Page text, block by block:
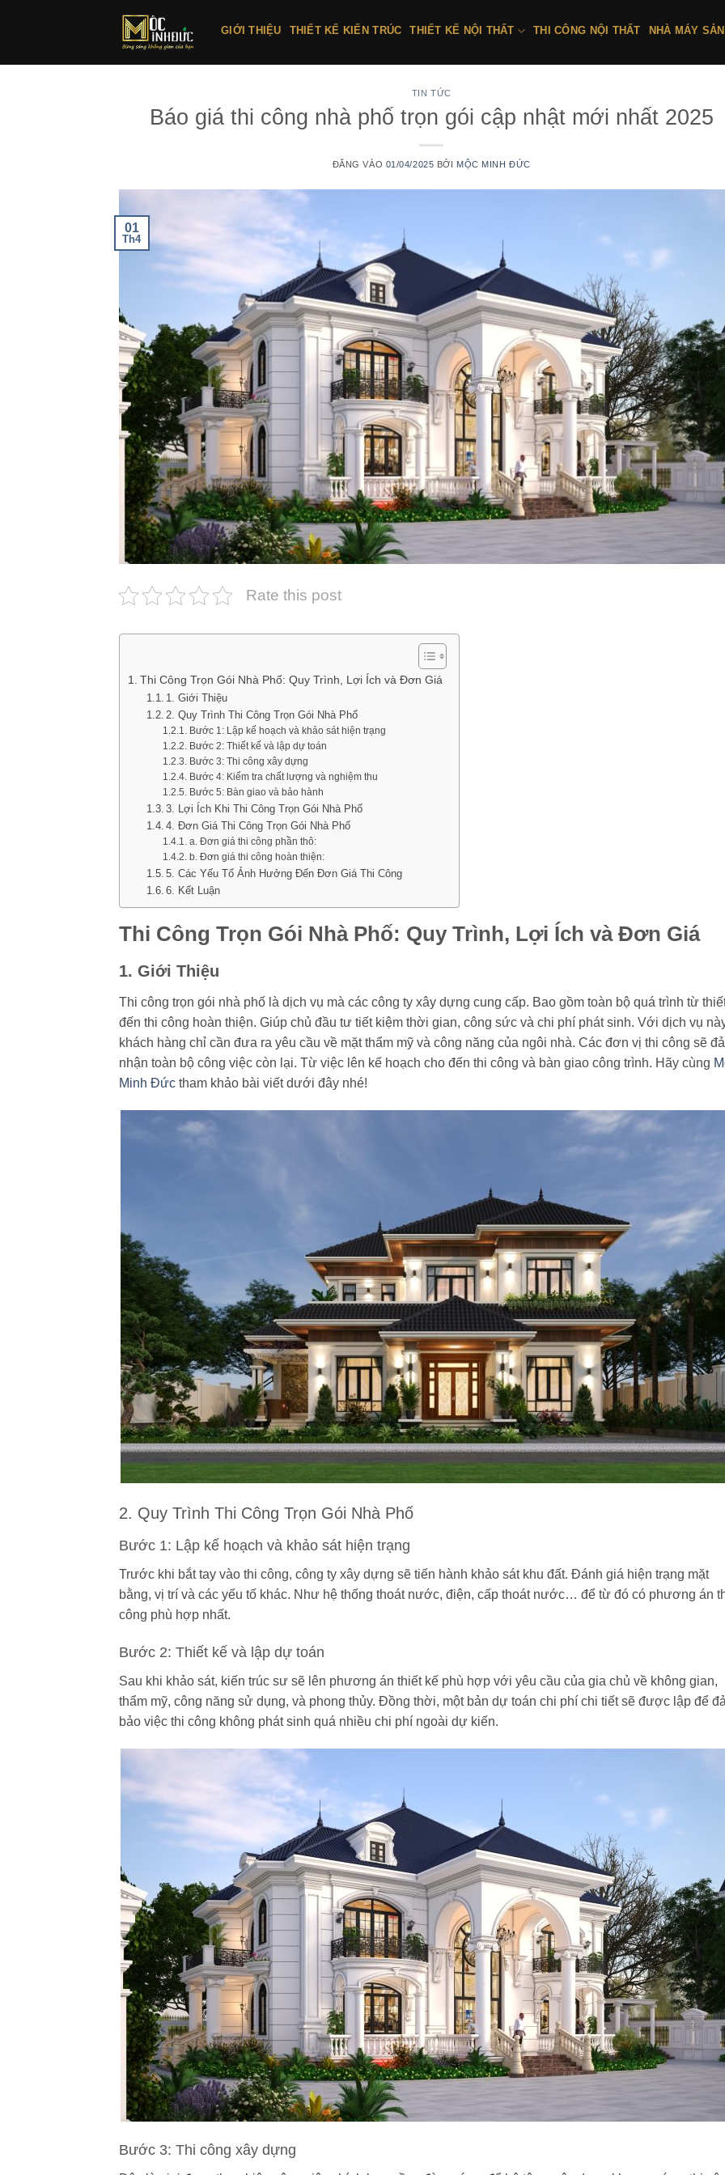
GIỚI THIỆU THIẾT KẾ KIẾN TRÚC THIẾT KẾ NỘI THẤT THI CÔNG NỘI THẤT NHÀ MÁY
TIN TỨC
Báo giá thi công nhà phố trọn gói cập nhật mới nhất 2025
ĐĂNG VÀO 01/04/2025 BỞI MỘC MINH ĐỨC
01
Th4
Rate this post
Thi Công Trọn Gói Nhà Phố: Quy Trình, Lợi Ích và Đơn Giá
1. Giới Thiệu
2. Quy Trình Thi Công Trọn Gói Nhà Phố
Bước 1: Lập kế hoạch và khảo sát hiện trạng
Bước 2: Thiết kế và lập dự toán
Bước 3: Thi công xây dựng
Bước 4: Kiểm tra chất lượng và nghiệm thu
Bước 5: Bàn giao và bảo hành
3. Lợi Ích Khi Thi Công Trọn Gói Nhà Phố
4. Đơn Giá Thi Công Trọn Gói Nhà Phố
a. Đơn giá thi công phần thô:
b. Đơn giá thi công hoàn thiện:
5. Các Yếu Tố Ảnh Hưởng Đến Đơn Giá Thi Công
6. Kết Luận
Thi Công Trọn Gói Nhà Phố: Quy Trình, Lợi Ích và Đơn Giá
1. Giới Thiệu
Thi công trọn gói nhà phố là dịch vụ mà các công ty xây dựng cung cấp. Bao gồm toàn bộ quá trình từ
đến thi công hoàn thiện. Giúp chủ đầu tư tiết kiệm thời gian, công sức và chi phí phát sinh. Với dịch vụ
khách hàng chỉ cần đưa ra yêu cầu về mặt thẩm mỹ và công năng của ngôi nhà. Các đơn vị thi công sẽ
nhận toàn bộ công việc còn lại. Từ việc lên kế hoạch cho đến thi công và bàn giao công trình. Hãy cùng
Minh Đức tham khảo bài viết dưới đây nhé!
2. Quy Trình Thi Công Trọn Gói Nhà Phố
Bước 1: Lập kế hoạch và khảo sát hiện trạng
Trước khi bắt tay vào thi công, công ty xây dựng sẽ tiến hành khảo sát khu đất. Đánh giá hiện trạng mặt
bằng, vị trí và các yếu tố khác. Như hệ thống thoát nước, điện, cấp thoát nước… để từ đó có phương án
công phù hợp nhất.
Bước 2: Thiết kế và lập dự toán
Sau khi khảo sát, kiến trúc sư sẽ lên phương án thiết kế phù hợp với yêu cầu của gia chủ về không gian,
thẩm mỹ, công năng sử dụng, và phong thủy. Đồng thời, một bản dự toán chi phí chi tiết sẽ được lập để
bảo việc thi công không phát sinh quá nhiều chi phí ngoài dự kiến.
Bước 3: Thi công xây dựng